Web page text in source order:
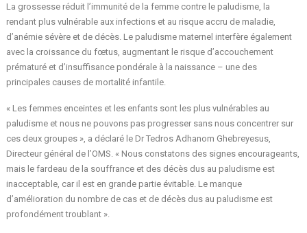
La grossesse réduit l’immunité de la femme contre le paludisme, la
rendant plus vulnérable aux infections et au risque accru de maladie,
d’anémie sévère et de décès. Le paludisme maternel interfère également
avec la croissance du fœtus, augmentant le risque d’accouchement
prématuré et d’insuffisance pondérale à la naissance – une des
principales causes de mortalité infantile.
« Les femmes enceintes et les enfants sont les plus vulnérables au
paludisme et nous ne pouvons pas progresser sans nous concentrer sur
ces deux groupes », a déclaré le Dr Tedros Adhanom Ghebreyesus,
Directeur général de l’OMS. « Nous constatons des signes encourageants,
mais le fardeau de la souffrance et des décès dus au paludisme est
inacceptable, car il est en grande partie évitable. Le manque
d’amélioration du nombre de cas et de décès dus au paludisme est
profondément troublant ».